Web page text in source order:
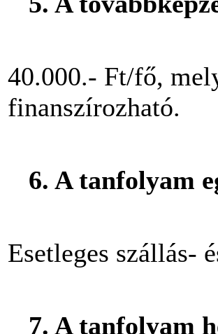
40.000.- Ft/fő,
finanszírozható.
6. A tanfolyam
Esetleges szállás-
7. A tanfolyam